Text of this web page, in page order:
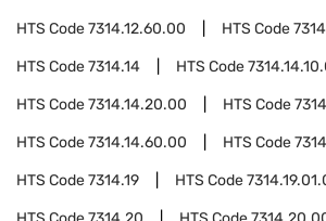
HTS Code7314.12.60.00 HTS Code
HTS Code7314.14 HTS Code
HTS Code7314.14.20.00 HTS Code
HTS Code7314.14.60.00 HTS Code
HTS Code7314.19 HTS Code